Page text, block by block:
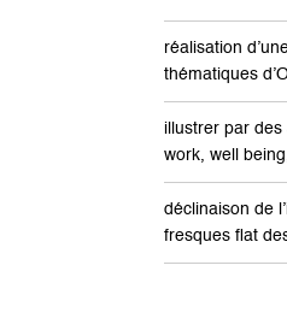
réalisation
thématiques
illustrer par
work, well
déclinaison de
fresques flat